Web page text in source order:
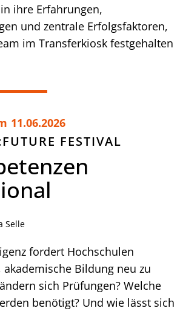
ihre Erfahrungen,
und zentrale Erfolgsfaktoren,
im Transferkiosk festgehalten
11.06.2026
FESTIVAL
Selle
fordert Hochschulen
Bildung neu zu
sich Prüfungen? Welche
benötigt? Und wie lässt sich